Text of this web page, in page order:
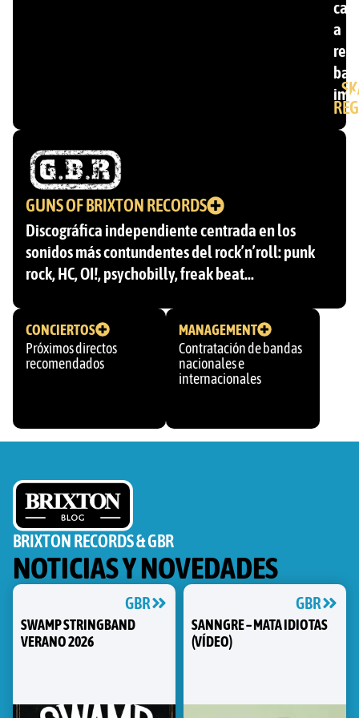
a
GUNS OF BRIXTON RECORDS
Discográfica independiente centrada en los
sonidos más contundentes del rock’n’roll: punk
rock, HC, OI!, psychobilly, freak beat…
CONCIERTOS
Próximos directos
recomendados
MANAGEMENT
Contratación de bandas
nacionales e
internacionales
BRIXTON RECORDS & GBR
NOTICIAS Y NOVEDADES
GBR
SWAMP STRINGBAND
VERANO 2026
GBR
SANNGRE – MATA IDIOTAS
(VÍDEO)